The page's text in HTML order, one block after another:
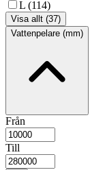
L (114)
Visa allt (37)
Vattenpelare (mm)
Från
Till